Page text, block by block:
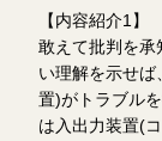
【内容紹介1】
敢えて批判を承
い理解を示せば
置)がトラブル
は入出力装置(